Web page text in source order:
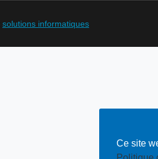
Ce site
solutions informatiques